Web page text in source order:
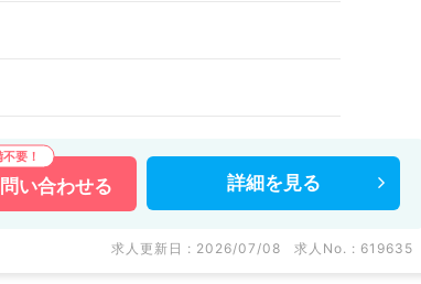
問い合わせる 詳細を 見る
求人更新日 : 2026/07/08 求人No. : 619635